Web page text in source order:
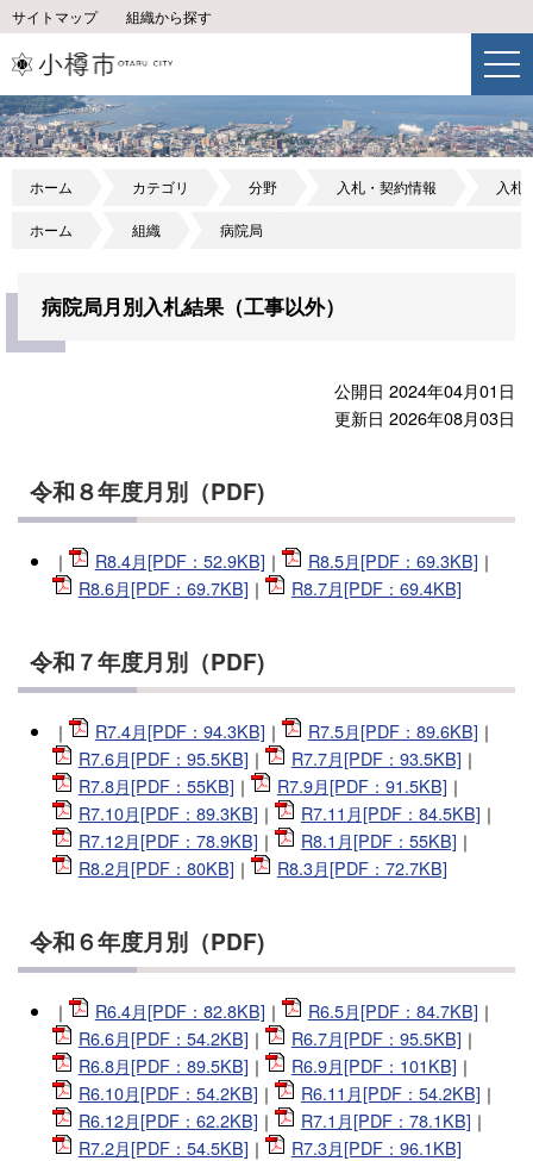
サイトマップ 組織から探す
ホーム カテゴリ 分野 入札・契約情報 入札
ホーム 組織 病院局
病院局月別入札結果（工事以外）
公開日 2024年04月01日
更新日 2026年08月03日
令和８年度月別（PDF)
｜ R8.4月[PDF：52.9KB] ｜ R8.5月[PDF：69.3KB] ｜
R8.6月[PDF：69.7KB] ｜ R8.7月[PDF：69.4KB]
令和７年度月別（PDF)
｜ R7.4月[PDF：94.3KB] ｜ R7.5月[PDF：89.6KB] ｜
R7.6月[PDF：95.5KB] ｜ R7.7月[PDF：93.5KB] ｜
R7.8月[PDF：55KB] ｜ R7.9月[PDF：91.5KB] ｜
R7.10月[PDF：89.3KB] ｜ R7.11月[PDF：84.5KB] ｜
R7.12月[PDF：78.9KB] ｜ R8.1月[PDF：55KB] ｜
R8.2月[PDF：80KB] ｜ R8.3月[PDF：72.7KB]
令和６年度月別（PDF)
｜ R6.4月[PDF：82.8KB] ｜ R6.5月[PDF：84.7KB] ｜
R6.6月[PDF：54.2KB] ｜ R6.7月[PDF：95.5KB] ｜
R6.8月[PDF：89.5KB] ｜ R6.9月[PDF：101KB] ｜
R6.10月[PDF：54.2KB] ｜ R6.11月[PDF：54.2KB] ｜
R6.12月[PDF：62.2KB] ｜ R7.1月[PDF：78.1KB] ｜
R7.2月[PDF：54.5KB] ｜ R7.3月[PDF：96.1KB]